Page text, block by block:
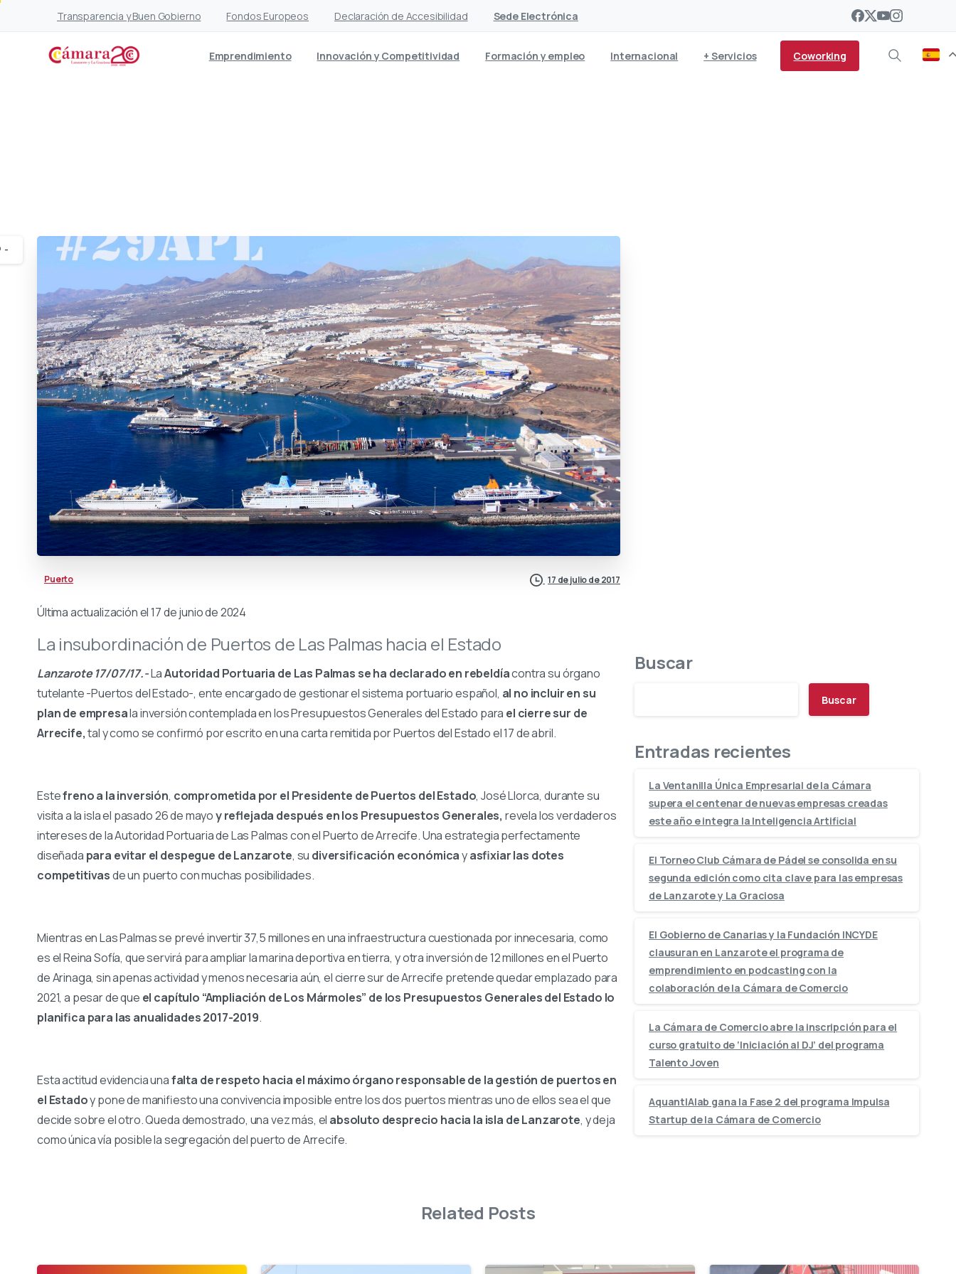
Transparencia y Buen Gobierno Fondos Europeos Declaración de Accesibilidad Sede Electrónica
Emprendimiento Innovación y Competitividad Formación y empleo Internacional + Servicios Coworking
Puerto 17 de julio de 2017
Última actualización el 17 de junio de 2024
La insubordinación de Puertos de Las Palmas hacia el Estado
Lanzarote 17/07/17.-LaAutoridad Portuaria de Las Palmas se ha declarado en rebeldíacontra su órgano
tutelante -Puertos del Estado-, ente encargado de gestionar el sistema portuario español, al no incluir en su
plan de empresala inversión contemplada en los Presupuestos Generales del Estado para el cierre sur de
Arrecife,tal y como se confirmó por escrito en una carta remitida por Puertos del Estado el 17 de abril.
Estefreno a la inversión, comprometida por el Presidente de Puertos del Estado, José Llorca, durante su
visita a la isla el pasado 26 de mayoy reflejada después en los Presupuestos Generales, revela los verdaderos
intereses de la Autoridad Portuaria de Las Palmas con el Puerto de Arrecife. Una estrategia perfectamente
diseñada para evitar el despegue de Lanzarote, su diversificación económicayasfixiar las dotes
competitivasde un puerto con muchas posibilidades.
Mientras en Las Palmas se prevé invertir 37,5 millones en una infraestructura cuestionada por innecesaria, como
es el Reina Sofía, que servirá para ampliar la marina deportiva en tierra, y otra inversión de 12 millones en el Puerto
de Arinaga, sin apenas actividad y menos necesaria aún, el cierre sur de Arrecife pretende quedar emplazado para
2021, a pesar de que el capítulo “Ampliación de Los Mármoles” de los Presupuestos Generales del Estado lo
planifica para las anualidades 2017-2019.
Esta actitud evidencia unafalta de respeto hacia el máximo órgano responsable de la gestión de puertos en
el Estadoy pone de manifiesto una convivencia imposible entre los dos puertos mientras uno de ellos sea el que
decide sobre el otro. Queda demostrado, una vez más, el absoluto desprecio hacia la isla de Lanzarote, y deja
como única vía posible la segregación del puerto de Arrecife.
-
Buscar
Buscar
Entradas recientes
La Ventanilla Única Empresarial de la Cámara
supera el centenar de nuevas empresas creadas
este año e integra la Inteligencia Artificial
El Torneo Club Cámara de Pádel se consolida en su
segunda edición como cita clave para las empresas
de Lanzarote y La Graciosa
El Gobierno de Canarias y la Fundación INCYDE
clausuran en Lanzarote el programa de
emprendimiento en podcasting con la
colaboración de la Cámara de Comercio
La Cámara de Comercio abre la inscripción para el
curso gratuito de ‘Iniciación al DJ’ del programa
Talento Joven
AquantIAlab gana la Fase 2 del programa Impulsa
Startup de la Cámara de Comercio
Related Posts